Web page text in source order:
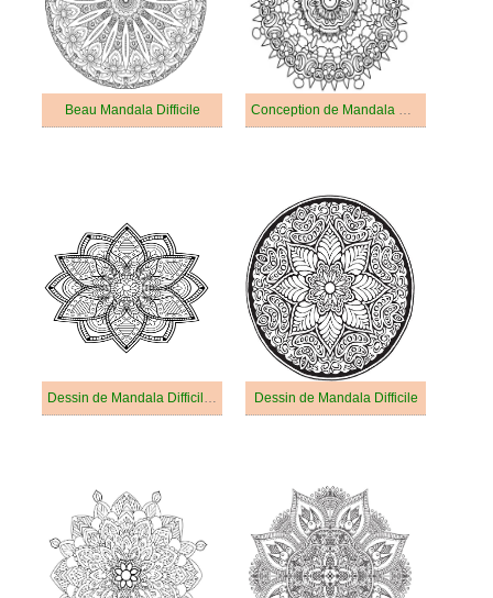
Beau Mandala Difficile Conception de Mandala Difficile
Dessin de Mandala Difficile Gratuit Dessin de Mandala Difficile